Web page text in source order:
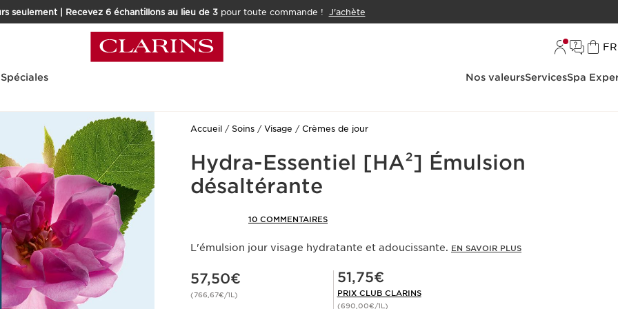
seulement | Recevez 6 échantillons au lieu de 3pour toute commande ! J'achète
FR
Nos valeursServicesSpa
Accueil Soins Visage Crèmes de jour
Hydra-Essentiel [HA²] Émulsion
désaltérante
10 COMMENTAIRES
L'émulsion jour visage hydratante et adoucissante. EN SAVOIR PLUS
Nouveau prix 57,50€
57,50€
(766,67€/1L)
Prix Club Clarins 51,75€
51,75€
PRIX CLUB CLARINS
(690,00€/1L)